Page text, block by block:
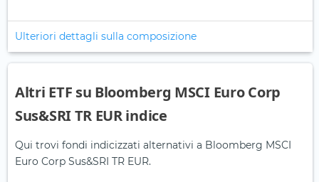
Ulteriori dettagli sulla composizione
Altri ETF su Bloomberg MSCI Euro Corp
Sus&SRI TR EUR indice
Qui trovi fondi indicizzati alternativi a Bloomberg MSCI
Euro Corp Sus&SRI TR EUR.